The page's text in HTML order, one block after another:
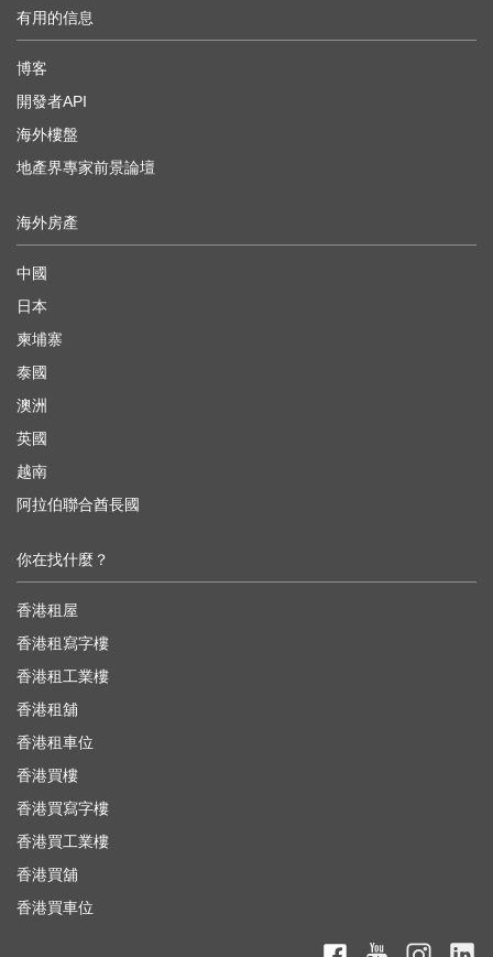
有用的信息
博客
開發者API
海外樓盤
地產界專家前景論壇
海外房產
中國
日本
柬埔寨
泰國
澳洲
英國
越南
阿拉伯聯合酋長國
你在找什麼？
香港租屋
香港租寫字樓
香港租工業樓
香港租舖
香港租車位
香港買樓
香港買寫字樓
香港買工業樓
香港買舖
香港買車位